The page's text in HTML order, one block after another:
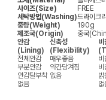
사이즈(Size)
FREE
세탁방법(Washing)드라이
중량(Weight)
190g
제조국(Origin)
중국
안감
(Lining)
신축성
(Flexibility)
비
전체안감
매우좋음 비
부분안감
약간당겨짐 비
안감탈부착 없음 밝
없음
없